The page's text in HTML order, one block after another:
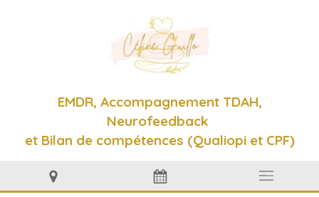
EMDR, Accompagnement TDAH,
Neurofeedback
et Bilan de compétences (Qualiopi et CPF)